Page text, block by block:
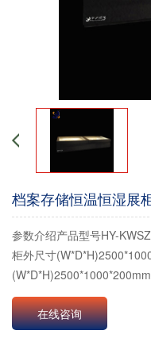
档案存储恒温恒湿展
参数介绍产品型号HY-
柜外尺寸
在线咨询